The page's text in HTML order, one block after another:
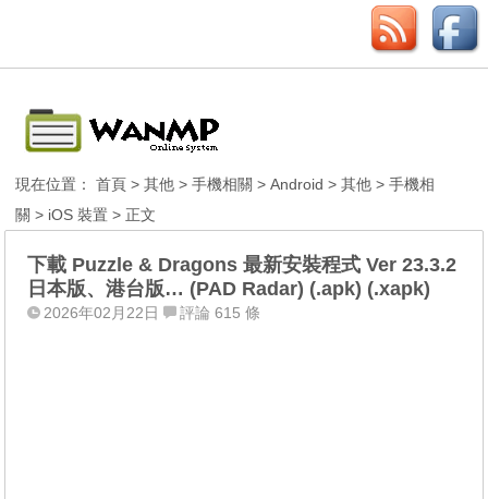
現在位置：首頁 >其他 >手機相關 >Android >其他 >手機相
關 > iOS 裝置 > 正文
下載 Puzzle & Dragons 最新安裝程式 Ver 23.3.2
日本版、港台版… (PAD Radar) (.apk) (.xapk)
2026年02月22日 評論 615 條